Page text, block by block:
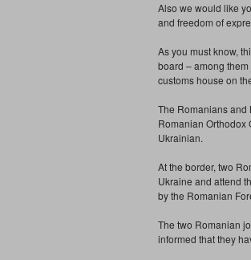
Also we would like
and freedom of
As you must know,
board – among
customs house on
The Romanians and
Romanian
Ukrainian.
At the border, two
Ukraine and attend
by the Romanian
The two Romanian
informed that they